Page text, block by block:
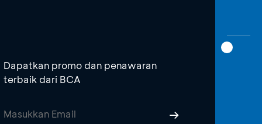
Dapatkan promo dan penawaran
terbaik dari BCA